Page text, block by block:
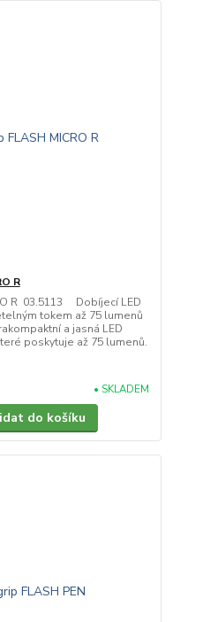
R
R 03.5113 Dobíjecí LED
tokem až 75 lumenů
a jasná LED
poskytuje až 75 lumenů.
• SKLADEM
do košíku